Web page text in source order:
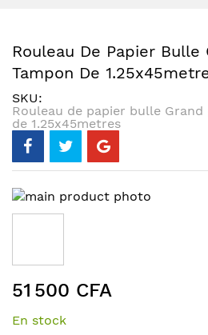
Rouleau De Papier Bulle
Tampon De
SKU
Rouleau de papier bulle
de 1.25x45metres
Skip
to
of
the
images
gallery
to
beginning
51 500 CFA
En stock